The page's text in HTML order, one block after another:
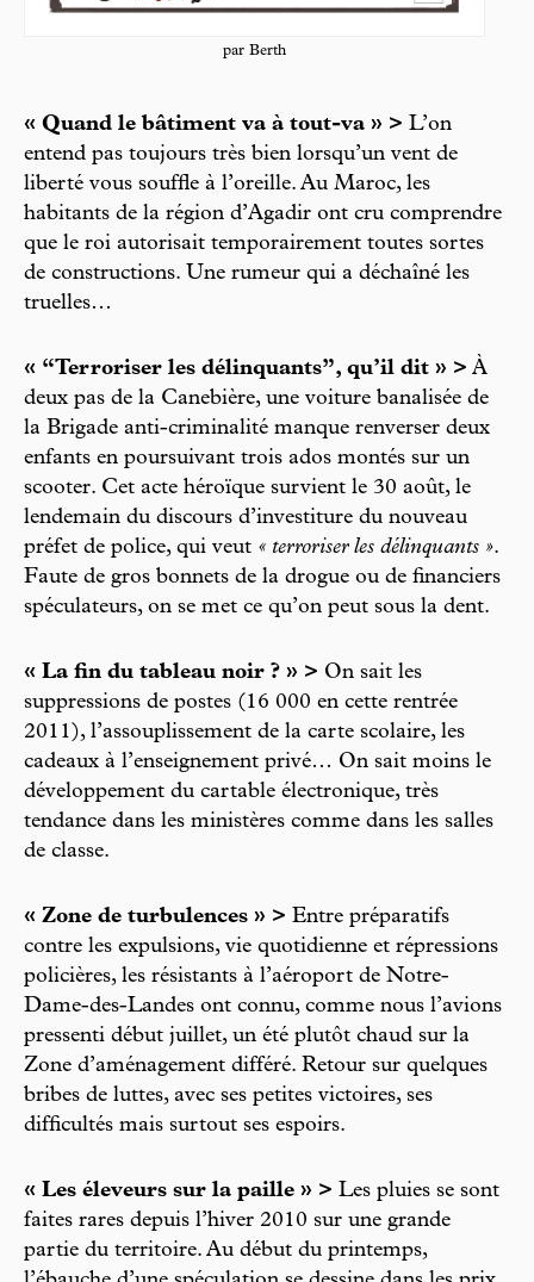
par Berth
« Quand le bâtiment va à tout-va » > L’on
entend pas toujours très bien lorsqu’un vent de
liberté vous souffle à l’oreille. Au Maroc, les
habitants de la région d’Agadir ont cru comprendre
que le roi autorisait temporairement toutes sortes
de constructions. Une rumeur qui a déchaîné les
truelles…
« “Terroriser les délinquants”, qu’il dit » > À
deux pas de la Canebière, une voiture banalisée de
la Brigade anti-criminalité manque renverser deux
enfants en poursuivant trois ados montés sur un
scooter. Cet acte héroïque survient le 30 août, le
lendemain du discours d’investiture du nouveau
préfet de police, qui veut « terroriser les délinquants ».
Faute de gros bonnets de la drogue ou de financiers
spéculateurs, on se met ce qu’on peut sous la dent.
« La fin du tableau noir ? » > On sait les
suppressions de postes (16 000 en cette rentrée
2011), l’assouplissement de la carte scolaire, les
cadeaux à l’enseignement privé… On sait moins le
développement du cartable électronique, très
tendance dans les ministères comme dans les salles
de classe.
« Zone de turbulences » > Entre préparatifs
contre les expulsions, vie quotidienne et répressions
policières, les résistants à l’aéroport de Notre-
Dame-des-Landes ont connu, comme nous l’avions
pressenti début juillet, un été plutôt chaud sur la
Zone d’aménagement différé. Retour sur quelques
bribes de luttes, avec ses petites victoires, ses
difficultés mais surtout ses espoirs.
« Les éleveurs sur la paille » > Les pluies se sont
faites rares depuis l’hiver 2010 sur une grande
partie du territoire. Au début du printemps,